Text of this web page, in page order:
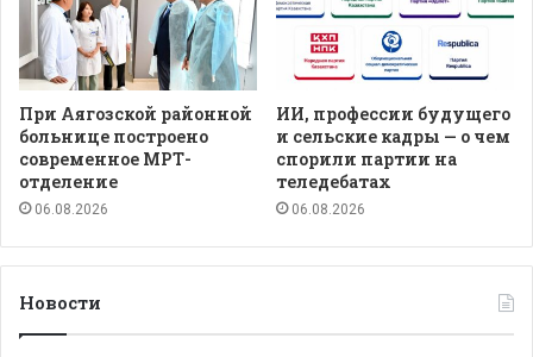
При Аягозской районной
больнице построено
современное МРТ-
отделение
06.08.2026
ИИ, профессии будущего
и сельские кадры — о чем
спорили партии на
теледебатах
06.08.2026
Новости